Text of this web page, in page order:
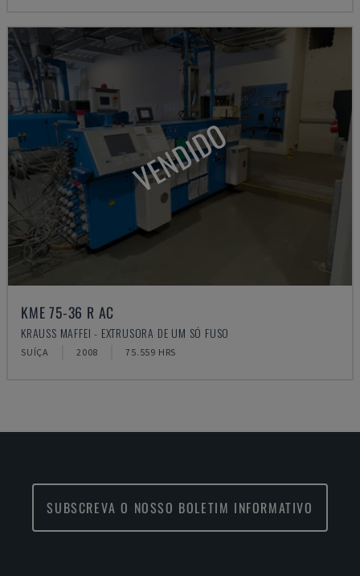
VENDIDO
KME 75-36 R AC
KRAUSS MAFFEI - EXTRUSORA DE UM SÓ FUSO
SUÍÇA 2008 75.559 HRS
SUBSCREVA O NOSSO BOLETIM INFORMATIVO